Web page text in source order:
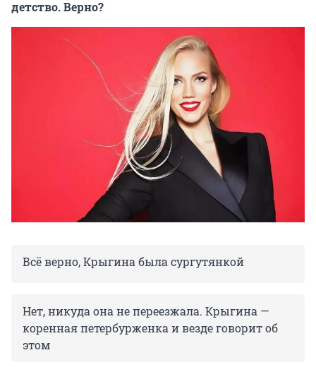
детство. Верно?
Всё верно, Крыгина была сургутянкой
Нет, никуда она не переезжала. Крыгина —
коренная петербурженка и везде говорит об
этом